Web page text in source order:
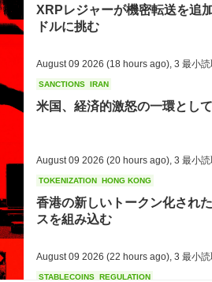
XRPレジャーが機密転送を追
ドルに挑む
August 09 2026 (18 hours ago) 3 最小読
SANCTIONS IRAN
米国、経済的激怒の一環とし
August 09 2026 (20 hours ago) 3 最小読
TOKENIZATION HONG KONG
香港の新しいトークン化され
スを組み込む
August 09 2026 (22 hours ago) 3 最小読
STABLECOINS REGULATION